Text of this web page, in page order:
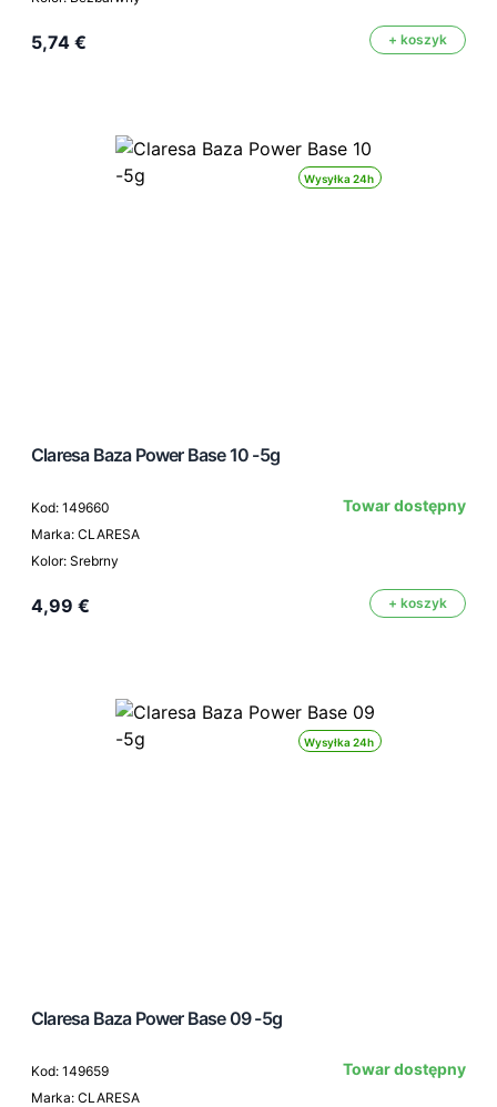
5,74 € + koszyk
Wysyłka 24h
Claresa Baza Power Base 10 -5g
Kod: 149660
Marka: CLARESA
Kolor: Srebrny
Towar dostępny
4,99 € + koszyk
Wysyłka 24h
Claresa Baza Power Base 09 -5g
Kod: 149659
Marka: CLARESA
Towar dostępny